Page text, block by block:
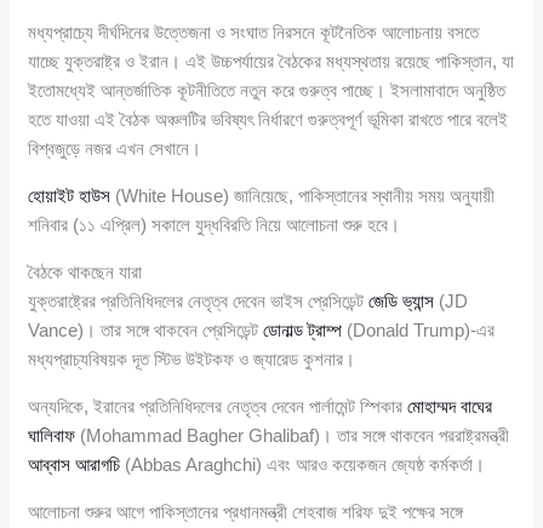
মধ্যপ্রাচ্যে দীর্ঘদিনের উত্তেজনা ও সংঘাত নিরসনে কূটনৈতিক আলোচনায় বসতে
যাচ্ছে যুক্তরাষ্ট্র ও ইরান। এই উচ্চপর্যায়ের বৈঠকের মধ্যস্থতায় রয়েছে পাকিস্তান, যা
ইতোমধ্যেই আন্তর্জাতিক কূটনীতিতে নতুন করে গুরুত্ব পাচ্ছে। ইসলামাবাদে অনুষ্ঠিত
হতে যাওয়া এই বৈঠক অঞ্চলটির ভবিষ্যৎ নির্ধারণে গুরুত্বপূর্ণ ভূমিকা রাখতে পারে বলেই
বিশ্বজুড়ে নজর এখন সেখানে।
হোয়াইট হাউস (White House) জানিয়েছে, পাকিস্তানের স্থানীয় সময় অনুযায়ী
শনিবার (১১ এপ্রিল) সকালে যুদ্ধবিরতি নিয়ে আলোচনা শুরু হবে।
বৈঠকে থাকছেন যারা
যুক্তরাষ্ট্রের প্রতিনিধিদলের নেতৃত্ব দেবেন ভাইস প্রেসিডেন্টজেডি ভ্যান্স (JD
Vance)। তার সঙ্গে থাকবেন প্রেসিডেন্টডোনাল্ড ট্রাম্প (Donald Trump)-এর
মধ্যপ্রাচ্যবিষয়ক দূত স্টিভ উইটকফ ও জ্যারেড কুশনার।
অন্যদিকে, ইরানের প্রতিনিধিদলের নেতৃত্ব দেবেন পার্লামেন্ট স্পিকারমোহাম্মদ বাঘের
ঘালিবাফ (Mohammad Bagher Ghalibaf)। তার সঙ্গে থাকবেন পররাষ্ট্রমন্ত্রী
আব্বাস আরাগচি (Abbas Araghchi) এবং আরও কয়েকজন জ্যেষ্ঠ কর্মকর্তা।
আলোচনা শুরুর আগে পাকিস্তানের প্রধানমন্ত্রী শেহবাজ শরিফ দুই পক্ষের সঙ্গে